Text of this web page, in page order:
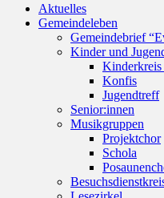
oben
scrollen
Aktuelles
Gemeindeleben
Gemeindebrief
Kinder und
Konfis
Jugendtreff
Senior:innen
Musikgruppen
Projektchor
Schola